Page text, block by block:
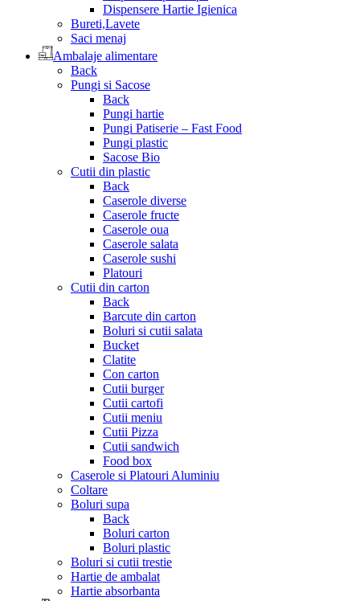
Dispensere Hartie Igienica
Bureti,Lavete
Saci menaj
Ambalaje alimentare
Back
Pungi si Sacose
Back
Pungi hartie
Pungi Patiserie – Fast Food
Pungi plastic
Sacose Bio
Cutii din plastic
Back
Caserole diverse
Caserole fructe
Caserole oua
Caserole salata
Caserole sushi
Platouri
Cutii din carton
Back
Barcute din carton
Boluri si cutii salata
Bucket
Clatite
Con carton
Cutii burger
Cutii cartofi
Cutii meniu
Cutii Pizza
Cutii sandwich
Food box
Caserole si Platouri Aluminiu
Coltare
Boluri supa
Back
Boluri carton
Boluri plastic
Boluri si cutii trestie
Hartie de ambalat
Hartie absorbanta